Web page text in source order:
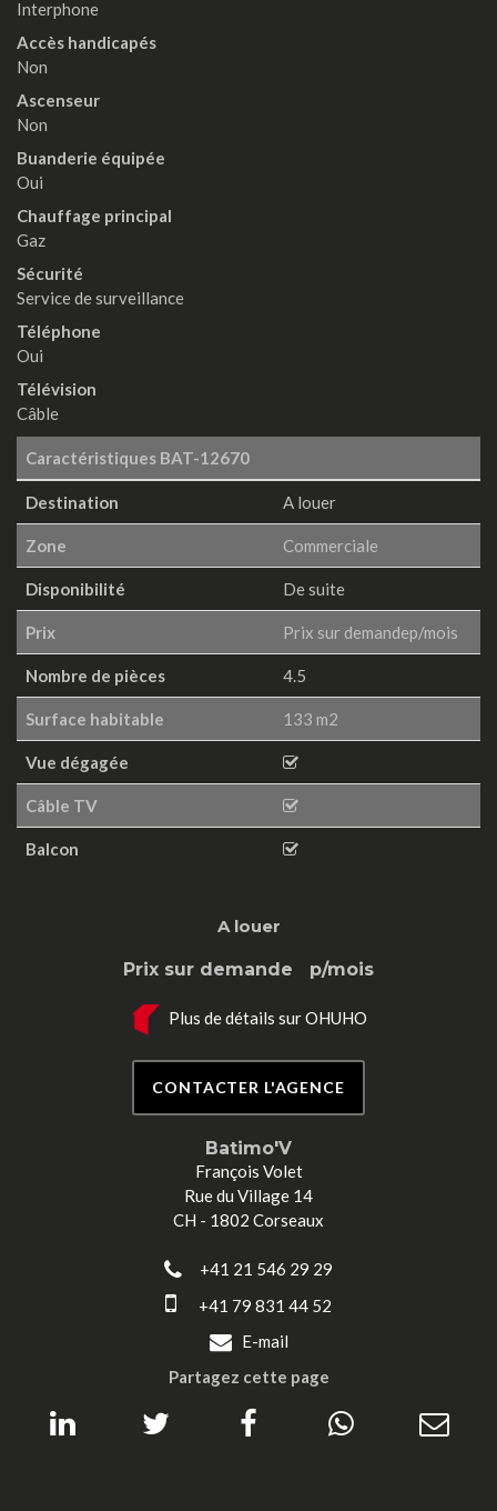
Interphone
Accès handicapés
Non
Ascenseur
Non
Buanderie équipée
Oui
Chauffage principal
Gaz
Sécurité
Service de surveillance
Téléphone
Oui
Télévision
Câble
Caractéristiques BAT-12670
Destination A louer
Zone Commerciale
Disponibilité De suite
Prix Prix sur demandep/mois
Nombre de pièces 4.5
Surface habitable 133 m2
Vue dégagée
Câble TV
Balcon
A louer
Prix sur demande p/mois
Plus de détails sur OHUHO
CONTACTER L'AGENCE
Batimo'V
François Volet
Rue du Village 14
CH - 1802 Corseaux
+41 21 546 29 29
+41 79 831 44 52
E-mail
Partagez cette page